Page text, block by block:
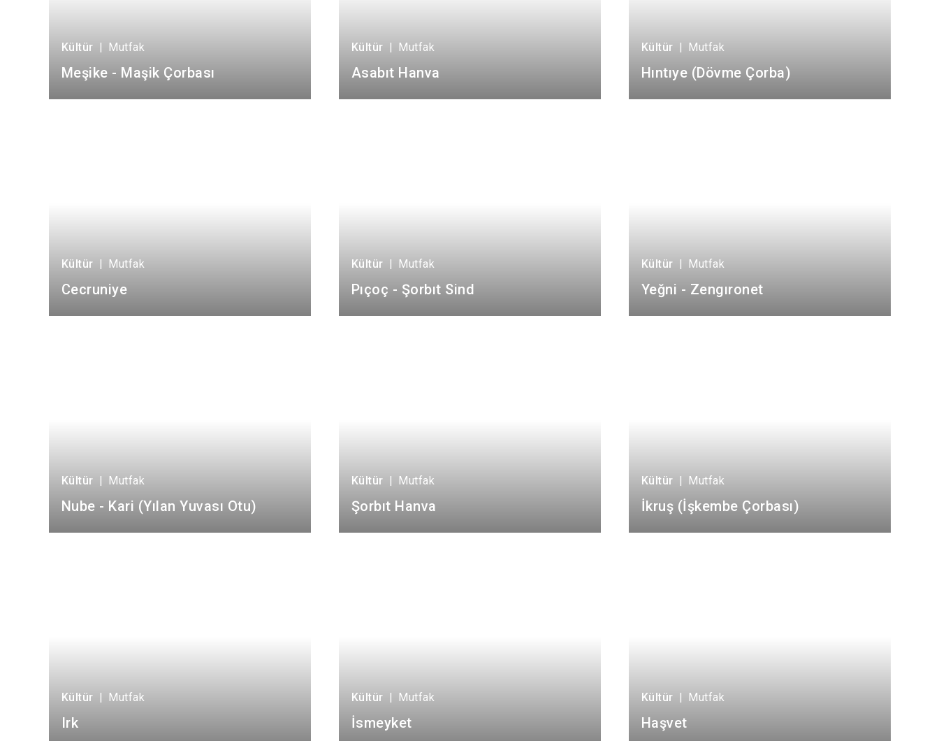
Kültür | Mutfak
Meşike - Maşik Çorbası
Kültür | Mutfak
Asabıt Hanva
Kültür | Mutfak
Hıntıye (Dövme Çorba)
Kültür | Mutfak
Cecruniye
Kültür | Mutfak
Pıçoç - Şorbıt Sind
Kültür | Mutfak
Yeğni - Zengıronet
Kültür | Mutfak
Nube - Kari (Yılan Yuvası Otu)
Kültür | Mutfak
Şorbıt Hanva
Kültür | Mutfak
İkruş (İşkembe Çorbası)
Kültür | Mutfak
Irk
Kültür | Mutfak
İsmeyket
Kültür | Mutfak
Haşvet